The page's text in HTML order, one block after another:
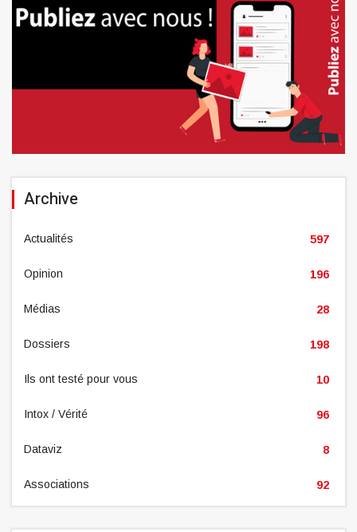
Archive
Actualités 597
Opinion 196
Médias 28
Dossiers 198
Ils ont testé pour vous 10
Intox / Vérité 96
Dataviz 8
Associations 92